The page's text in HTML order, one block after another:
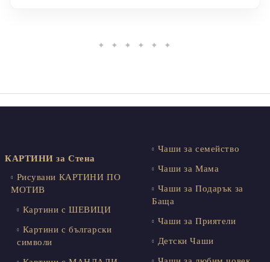
✦ ✦ ✦ ✦ ✦ ✦
КАРТИНИ за Стена
Рисувани КАРТИНИ ПО
МОТИВ
Картини с ШЕВИЦИ
Картини с български
символи
Чаши за семейство
Чаши за Мама
Чаши за Подарък за
Баща
Чаши за Приятели
Детски Чаши